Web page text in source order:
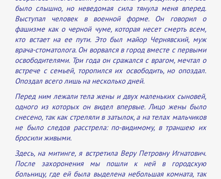
было слышно, но неведомая сила тянула меня вперед.
Выступал человек в военной форме. Он говорил о
фашизме как о черной чуме, которая несет смерть всем,
кто встает на ее пути. Это был майор Чернявский, муж
врача-стоматолога. Он ворвался в город вместе с первыми
освободителями. Три года он сражался с врагом, мечтал о
встрече с семьей, торопился их освободить, но опоздал.
Опоздал всего лишь на несколько дней.
Перед ним лежали тела жены и двух маленьких сыновей,
одного из которых он видел впервые. Лицо жены было
снесено, так как стреляли в затылок, а на телах мальчиков
не было следов расстрела: по-видимому, в траншею их
бросили живыми.
Здесь, на митинге, я встретила Веру Петровну Игнатович.
После захоронения мы пошли к ней в городскую
больницу, где ей была выделена небольшая комната, так